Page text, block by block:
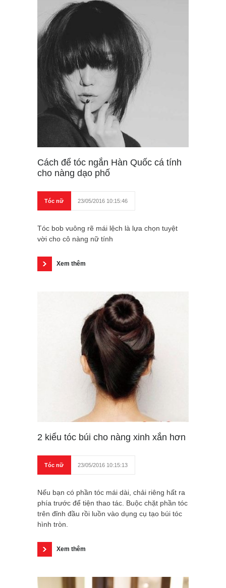
Cách để tóc ngắn Hàn Quốc cá tính
cho nàng dạo phố
Tóc nữ 23/05/2016 10:15:46
Tóc bob vuông rẽ mái lệch là lựa chọn tuyệt
vời cho cô nàng nữ tính
Xem thêm
2 kiểu tóc búi cho nàng xinh xắn hơn
Tóc nữ 23/05/2016 10:15:13
Nếu bạn có phần tóc mái dài, chải riêng hất ra
phía trước để tiện thao tác. Buộc chặt phần tóc
trên đỉnh đầu rồi luồn vào dụng cụ tạo búi tóc
hình tròn.
Xem thêm